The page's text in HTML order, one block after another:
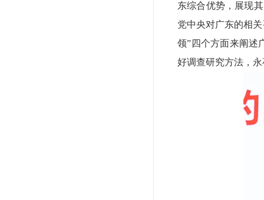
东综合优势，展现
党中央对广东的相
领”四个方面来阐述
好调查研究方法，